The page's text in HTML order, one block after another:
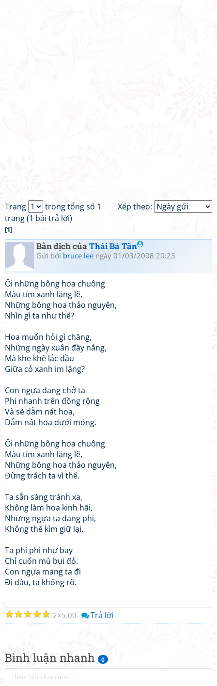
Bình luận nhanh 0
Xếp theo:
Trang
trong tổng số 1
trang (1 bài trả lời)
[1]
Bản dịch củaThái Bá Tân
Gửi bởi bruce lee ngày 01/03/2008 20:23
Ôi những bông hoa chuông
Màu tím xanh lặng lẽ,
Những bông hoa thảo nguyên,
Nhìn gì ta như thế?
Hoa muốn hỏi gì chăng,
Những ngày xuân đầy nắng,
Mà khe khẽ lắc đầu
Giữa cỏ xanh im lặng?
Con ngựa đang chở ta
Phi nhanh trên đồng rộng
Và sẽ dẫm nát hoa,
Dẫm nát hoa dưới móng.
Ôi những bông hoa chuông
Màu tím xanh lặng lẽ,
Những bông hoa thảo nguyên,
Đừng trách ta vì thế.
Ta sẵn sàng tránh xa,
Không làm hoa kinh hãi,
Nhưng ngựa ta đang phi,
Không thể kìm giữ lại.
Ta phi phi như bay
Chỉ cuốn mù bụi đỏ.
Con ngựa mang ta đi
Đi đâu, ta không rõ.
☆
☆
☆
☆
☆ 2 5.00 Trả lời